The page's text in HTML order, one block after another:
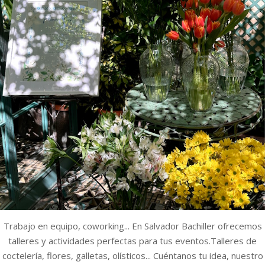
Trabajo en equipo, coworking... En Salvador Bachiller ofrecemos
talleres y actividades perfectas para tus eventos.Talleres de
coctelería, flores, galletas, olísticos... Cuéntanos tu idea, nuestro